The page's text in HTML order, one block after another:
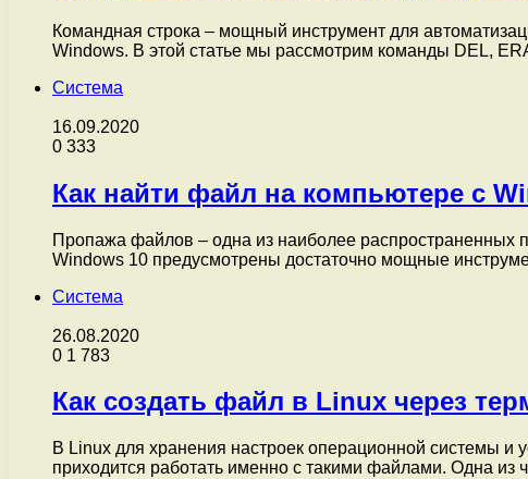
Командная строка – мощный инструмент для
Windows. В этой статье мы рассмотрим команды DEL,
Система
16.09.2020
0 333
Как найти файл на компьютере с
Пропажа файлов – одна из наиболее распространенных
Windows 10 предусмотрены достаточно мощные
Система
26.08.2020
0 1 783
Как создать файл в Linux через
В Linux для хранения настроек операционной системы
приходится работать именно с такими файлами. Одна из